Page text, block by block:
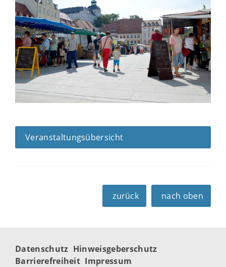
Veranstaltungsübersicht
zurück nach oben
Datenschutz Hinweisgeberschutz
Barrierefreiheit Impressum